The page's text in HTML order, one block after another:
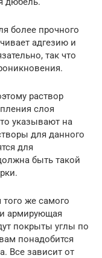
более прочного
адгезию и
так что
раствор
слоя
указывают на
для данного
для
быть такой
же самого
армирующая
покрыты углы по
понадобится
Все зависит от